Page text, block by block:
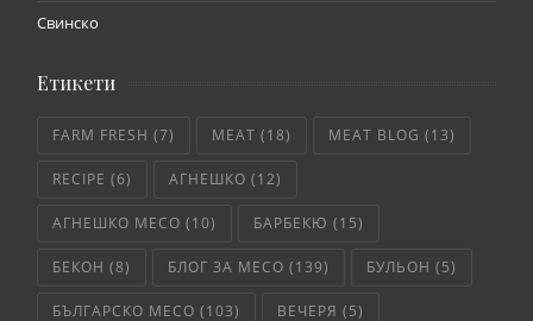
Свинско
Етикети
FARM FRESH (7) MEAT (18) MEAT BLOG (13)
RECIPE (6) АГНЕШКО (12)
АГНЕШКО МЕСО (10) БАРБЕКЮ (15)
БЕКОН (8) БЛОГ ЗА МЕСО (139) БУЛЬОН (5)
БЪЛГАРСКО МЕСО (103) ВЕЧЕРЯ (5)